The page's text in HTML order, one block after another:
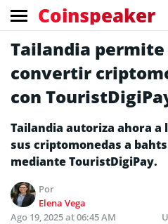
Coinspeaker
Tailandia
convertir
con
Tailandia autoriza ahora
sus criptomonedas a
mediante TouristDigiPay.
Por
Elena Vega
Ago 19, 2025 at 06:45 AM